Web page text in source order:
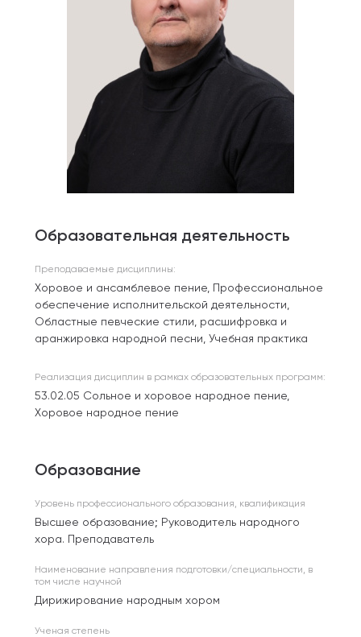
Образовательная деятельность
Преподаваемые дисциплины:
Хоровое и ансамблевое пение, Профессиональное
обеспечение исполнительской деятельности,
Областные певческие стили, расшифровка и
аранжировка народной песни, Учебная практика
Реализация дисциплин в рамках образовательных программ:
53.02.05 Сольное и хоровое народное пение,
Хоровое народное пение
Образование
Уровень профессионального образования, квалификация
Высшее образование; Руководитель народного
хора. Преподаватель
Наименование направления подготовки/специальности, в
том числе научной
Дирижирование народным хором
Ученая степень